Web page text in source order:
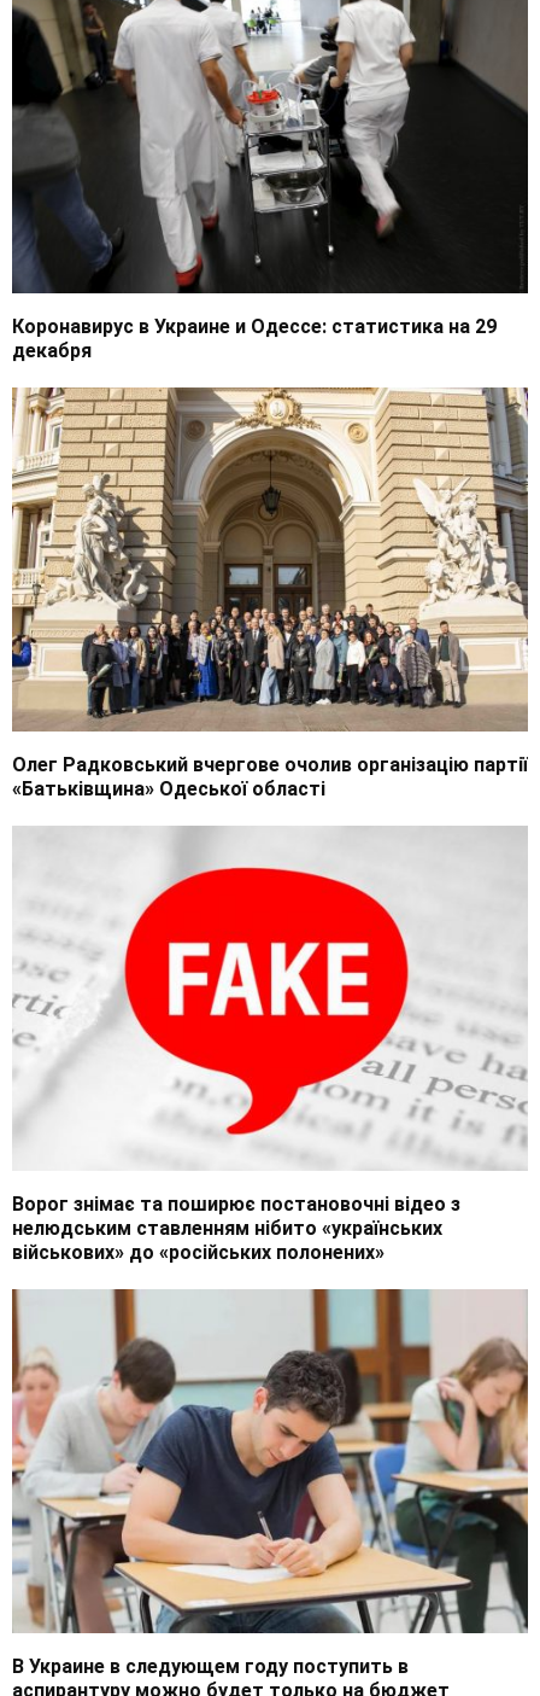
Коронавирус в Украине и Одессе: статистика на 29
декабря
Олег Радковський вчергове очолив організацію партії
«Батьківщина» Одеської області
Ворог знімає та поширює постановочні відео з
нелюдським ставленням нібито «українських
військових» до «російських полонених»
В Украине в следующем году поступить в
аспирантуру можно будет только на бюджет